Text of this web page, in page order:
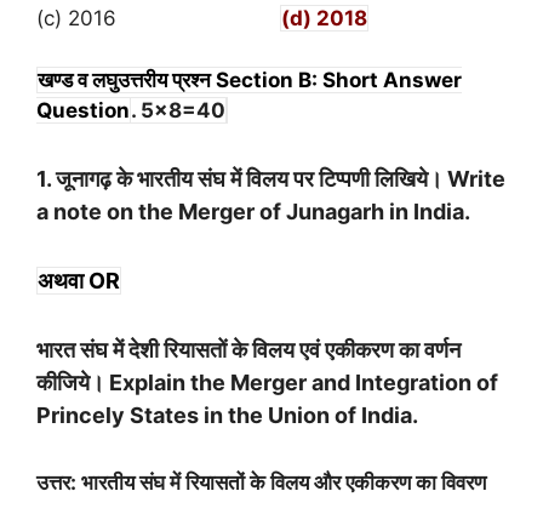
(c) 2016 (d) 2018
खण्ड व लघुउत्तरीय प्रश्न Section B: Short Answer
Question. 5×8=40
1. जूनागढ़ के भारतीय संघ में विलय पर टिप्पणी लिखिये। Write
a note on the Merger of Junagarh in India.
अथवा OR
भारत संघ में देशी रियासतों के विलय एवं एकीकरण का वर्णन
कीजिये। Explain the Merger and Integration of
Princely States in the Union of India.
उत्तर: भारतीय संघ में रियासतों के विलय और एकीकरण का विवरण